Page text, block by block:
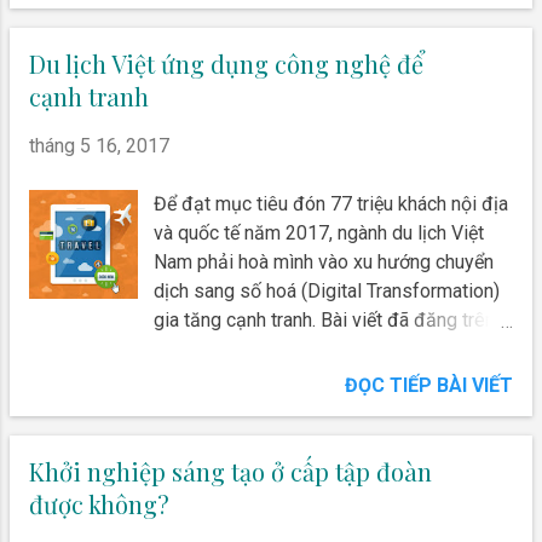
không giới hạn, mê cung rộng lớn… lũ chuột
bé nhỏ bỏ biết bao công sức để thoát khỏi
cạm...
chiến thắng trong nhiều năm sau đó.
Du lịch Việt ứng dụng công nghệ để
cạnh tranh
tháng 5 16, 2017
Để đạt mục tiêu đón 77 triệu khách nội địa
và quốc tế năm 2017, ngành du lịch Việt
Nam phải hoà mình vào xu hướng chuyển
dịch sang số hoá (Digital Transformation)
gia tăng cạnh tranh. Bài viết đã đăng trên
lịch Việt Nam lần đầu tiên đón được hơn
năm 2015; phục vụ 62 triệu lượt khách nội
địa, tổng thu từ khách du lịch đạt khoảng
400.000 tỷ đồng, tăng 18,6% so với năm
2015. Ngành Du lịch Việt Nam đặt mục
ĐỌC TIẾP BÀI VIẾT
Khởi nghiệp sáng tạo ở cấp tập đoàn
được không?